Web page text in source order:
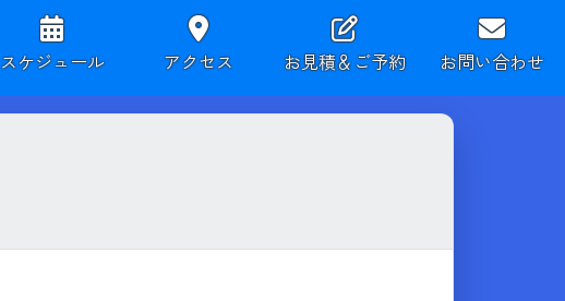
スケジュール アクセス お見積＆ご予約 お問い合わせ